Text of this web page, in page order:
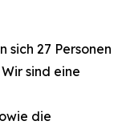
sich 27 Personen
sind eine
die